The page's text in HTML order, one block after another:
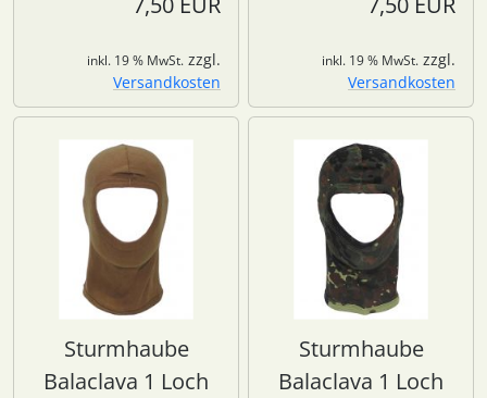
inkl. 19 % MwSt. zzgl.
Versandkosten
inkl. 19 % MwSt. zzgl.
Versandkosten
Sturmhaube
Balaclava 1 Loch
Sturmhaube
Balaclava 1 Loch